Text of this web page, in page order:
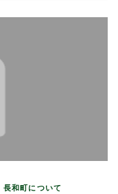
長和町について